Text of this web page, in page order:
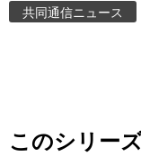
東京
共同通信ニュース
このシリー